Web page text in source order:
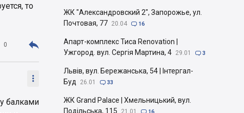
то
0 

балками
ЖК "Александровский 2", Запорожье, ул.
Почтовая, 77 20.04  16
Апарт-комплекс Тиса Renovation |
Ужгород. вул. Сергія Мартина, 4 29.01  3
Львів, вул. Бережанська, 54 | Інтергал-
Буд
26.01  33
ЖК Grand Palace | Хмельницький, вул.
Подільська, 115
21.01  16